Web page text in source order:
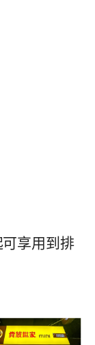
享用到排